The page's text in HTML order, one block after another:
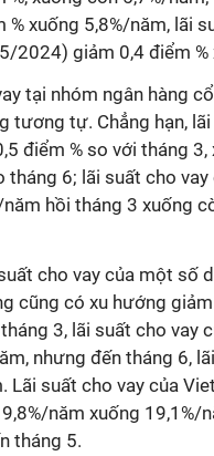
% xuống 5,8%/năm, lãi
2024) giảm 0,4 điểm %
tại nhóm ngân hàng
tương tự. Chẳng hạn,
điểm % so với tháng 3,
tháng 6; lãi suất cho
hồi tháng 3 xuống
cho vay của một số
cũng có xu hướng
3, lãi suất cho vay
nhưng đến tháng 6,
Lãi suất cho vay của
năm xuống 19,1%/
tháng 5.